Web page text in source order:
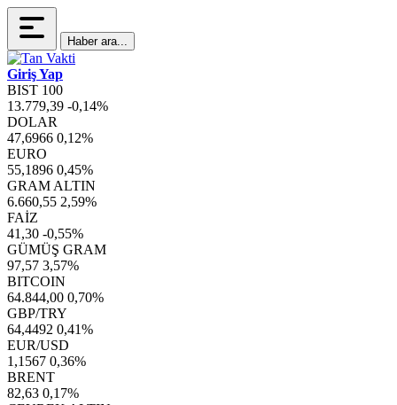
Haber ara...
Giriş Yap
BIST 100
13.779,39 -0,14%
DOLAR
47,6966 0,12%
EURO
55,1896 0,45%
GRAM ALTIN
6.660,55 2,59%
FAİZ
41,30 -0,55%
GÜMÜŞ GRAM
97,57 3,57%
BITCOIN
64.844,00 0,70%
GBP/TRY
64,4492 0,41%
EUR/USD
1,1567 0,36%
BRENT
82,63 0,17%